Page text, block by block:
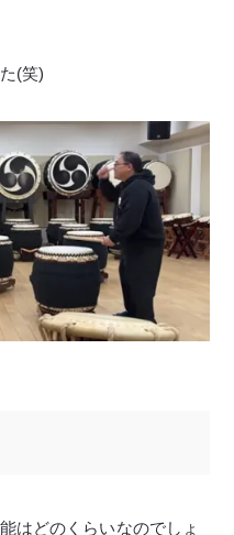
(笑)
はどのくらいなのでしょ